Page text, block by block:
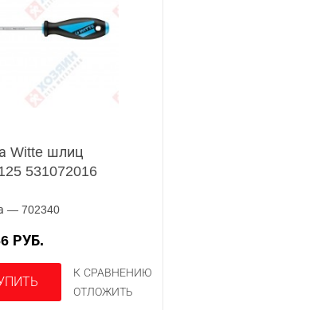
Witte шлиц
531072016
— 702340
РУБ.
К СРАВНЕНИЮ
ОТЛОЖИТЬ